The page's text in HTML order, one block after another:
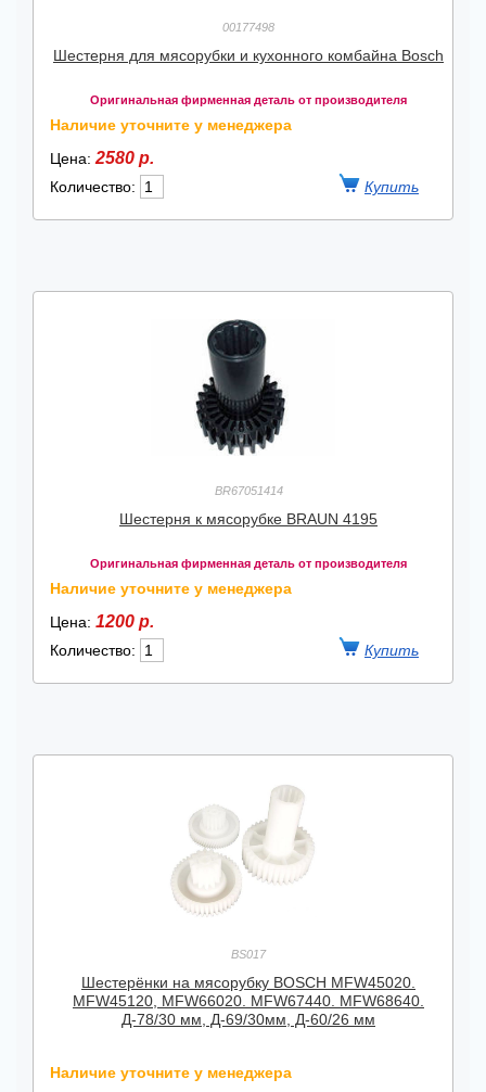
00177498
Шестерня для мясорубки и кухонного комбайна Bosch
Оригинальная фирменная деталь от производителя
Наличие уточните у менеджера
Цена: 2580 р.
Количество:
BR67051414
Шестерня к мясорубке BRAUN 4195
Оригинальная фирменная деталь от производителя
Наличие уточните у менеджера
Цена: 1200 р.
Количество:
BS017
Шестерёнки на мясорубку BOSСH MFW45020.
MFW45120, MFW66020. MFW67440. MFW68640.
Д-78/30 мм, Д-69/30мм, Д-60/26 мм
Наличие уточните у менеджера